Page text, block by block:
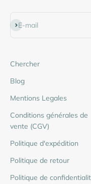
E-mail
S'inscrire
Chercher
Blog
Mentions Legales
Conditions générales de
vente (CGV)
Politique d'expédition
Politique de retour
Politique de